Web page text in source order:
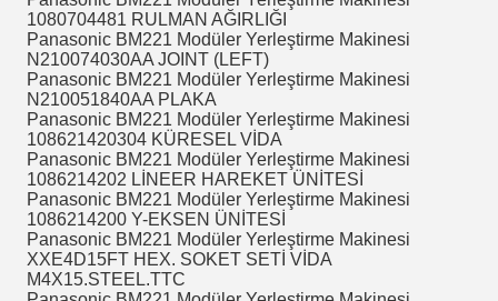
1080704481 RULMAN AĞIRLIĞI
Panasonic BM221 Modüler Yerleştirme Makinesi
N210074030AA JOINT (LEFT)
Panasonic BM221 Modüler Yerleştirme Makinesi
N210051840AA PLAKA
Panasonic BM221 Modüler Yerleştirme Makinesi
108621420304 KÜRESEL VİDA
Panasonic BM221 Modüler Yerleştirme Makinesi
1086214202 LİNEER HAREKET ÜNİTESİ
Panasonic BM221 Modüler Yerleştirme Makinesi
1086214200 Y-EKSEN ÜNİTESİ
Panasonic BM221 Modüler Yerleştirme Makinesi
XXE4D15FT HEX. SOKET SETİ VİDA
M4X15.STEEL.TTC